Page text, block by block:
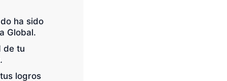
ha sido
Global.
de tu
logros